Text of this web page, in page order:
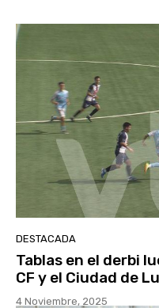
DESTACADA
Tablas en el derbi
CF y el Ciudad de
4 Noviembre, 2025